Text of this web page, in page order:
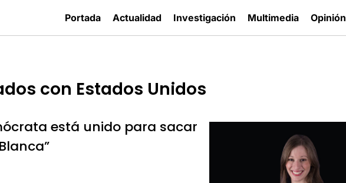
Portada Actualidad Investigación Multimedia Opinión
con Estados Unidos
está unido para sacar